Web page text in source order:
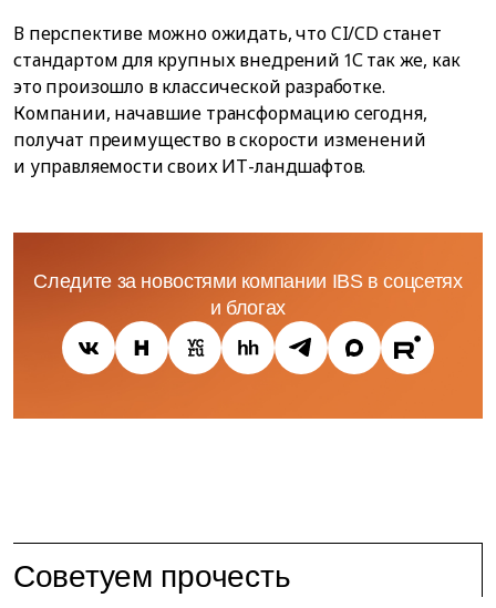
В перспективе можно ожидать, что CI/CD станет
стандартом для крупных внедрений 1С так же, как
это произошло в классической разработке.
Компании, начавшие трансформацию сегодня,
получат преимущество в скорости изменений
и управляемости своих ИТ-ландшафтов.
Следите за новостями компании IBS в соцсетях
и блогах
Советуем прочесть